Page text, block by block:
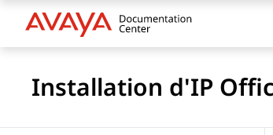
Installation d'IP